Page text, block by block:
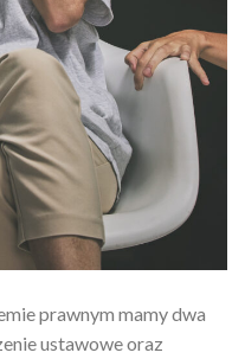
prawnym mamy dwa
ustawowe oraz